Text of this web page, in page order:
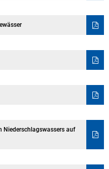
Niederschlagswassers auf